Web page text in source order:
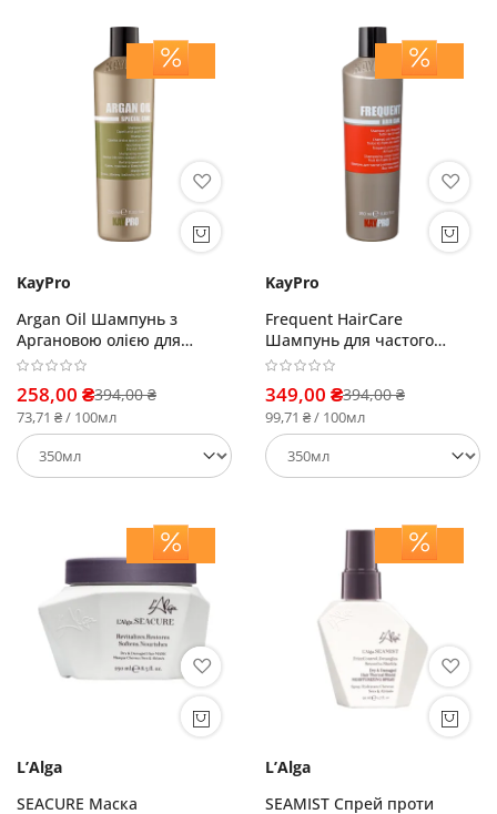
KayPro
Argan Oil Шампунь з
Аргановою олією для
сухого волосся
258,00 ₴394,00 ₴
73,71 ₴ / 100мл
KayPro
Frequent HairCare
Шампунь для частого
застосування
349,00 ₴394,00 ₴
99,71 ₴ / 100мл
L’Alga
SEACURE Маска
L’Alga
SEAMIST Спрей проти